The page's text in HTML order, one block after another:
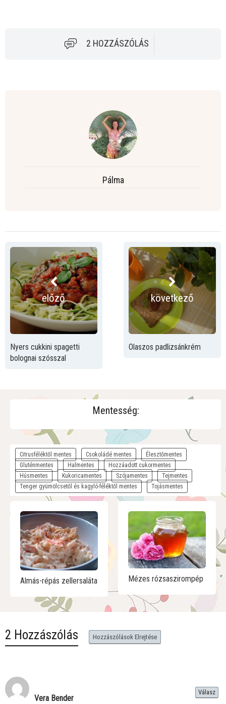
2 HOZZÁSZÓLÁS
Pálma
előző
Nyers cukkini spagetti
bolognai szósszal
következő
Olaszos padlizsánkrém
Mentesség:
Citrusféléktől mentes Csokoládé mentes
Élesztőmentes
Gluténmentes
Halmentes
Hozzáadott cukormentes
Húsmentes
Kukoricamentes Szójamentes
Tejmentes
Tenger gyümölcsetől és kagyló-féléktől mentes
Tojásmentes
Almás-répás zellersaláta Mézes rózsaszirompép
2 Hozzászólás Hozzászólások Elrejtése
Vera Bender
Válasz